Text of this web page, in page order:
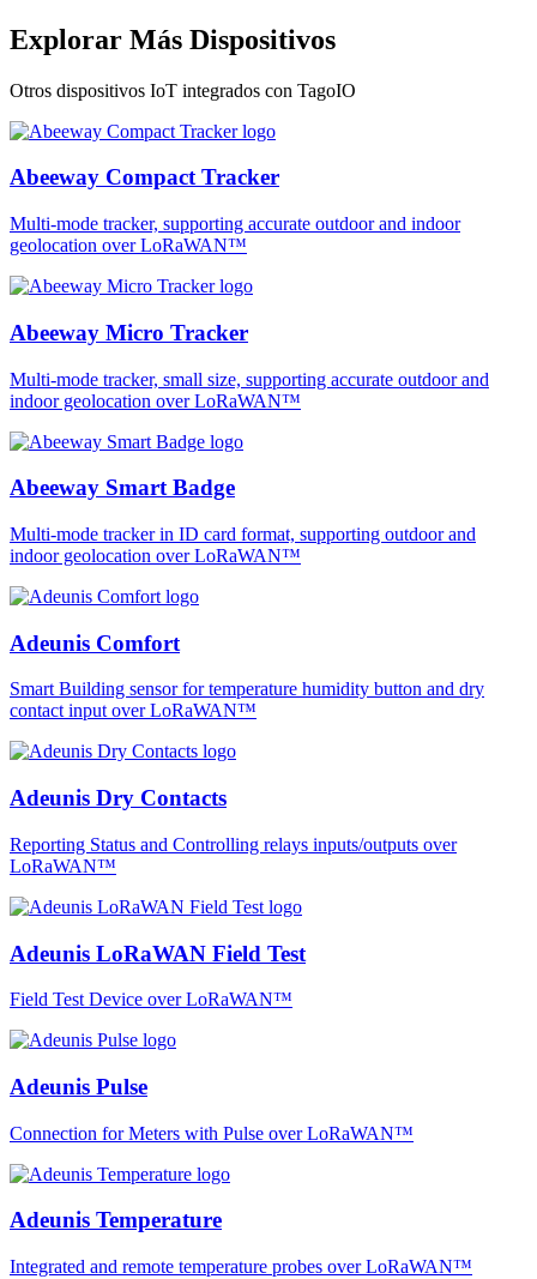
Explorar Más Dispositivos
Otros dispositivos IoT integrados con TagoIO
Abeeway Compact Tracker
Multi-mode tracker, supporting accurate outdoor and indoor
geolocation over LoRaWAN™
Abeeway Micro Tracker
Multi-mode tracker, small size, supporting accurate outdoor and
indoor geolocation over LoRaWAN™
Abeeway Smart Badge
Multi-mode tracker in ID card format, supporting outdoor and
indoor geolocation over LoRaWAN™
Adeunis Comfort
Smart Building sensor for temperature humidity button and dry
contact input over LoRaWAN™
Adeunis Dry Contacts
Reporting Status and Controlling relays inputs/outputs over
LoRaWAN™
Adeunis LoRaWAN Field Test
Field Test Device over LoRaWAN™
Adeunis Pulse
Connection for Meters with Pulse over LoRaWAN™
Adeunis Temperature
Integrated and remote temperature probes over LoRaWAN™